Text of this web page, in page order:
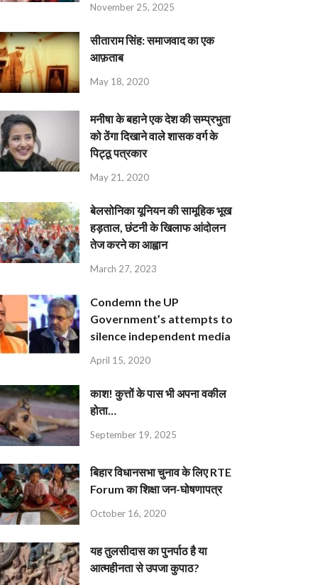
November 25, 2025
सीताराम सिंह: समाजवाद का एक
आफ़ताब
May 18, 2020
मनीषा के बहाने एक देश की सम्प्रभुता
को ठेंगा दिखाने वाले शासक वर्ग के
पिट्ठू पत्रकार
May 21, 2020
बेलसोनिका यूनियन की सामूहिक भूख
हड़ताल, छंटनी के खिलाफ आंदोलन
तेज करने का आह्वान
March 27, 2023
Condemn the UP
Government’s attempts to
silence independent media
April 15, 2020
काश! कुत्तों के पास भी अपना वकील
होता…
September 19, 2025
बिहार विधानसभा चुनाव के लिए RTE
Forum का शिक्षा जन-घोषणापत्र
October 16, 2020
यह तुलसीदास का पुनर्पाठ है या
आत्महीनता से उपजा कुपाठ?